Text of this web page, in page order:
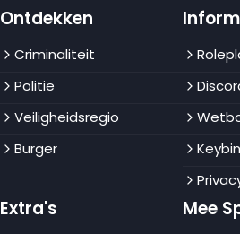
Ontdekken
Criminaliteit
Politie
Veiligheidsregio
Burger
Extra's Mee